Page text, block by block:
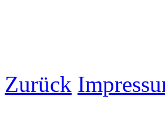
Zurück